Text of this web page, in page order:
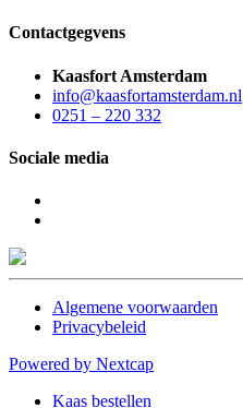
Contactgegvens
Kaasfort Amsterdam
info@kaasfortamsterdam.nl
0251 – 220 332
Sociale media
Algemene voorwaarden
Privacybeleid
Powered by Nextcap
Kaas bestellen